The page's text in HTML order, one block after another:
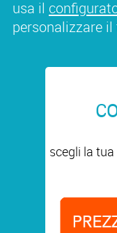
usa il
personalizzare
scegli la